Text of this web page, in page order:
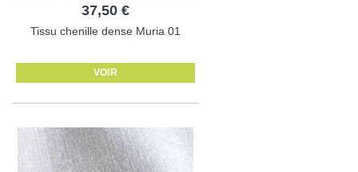
37,50 €
Tissu chenille dense Muria 01
VOIR